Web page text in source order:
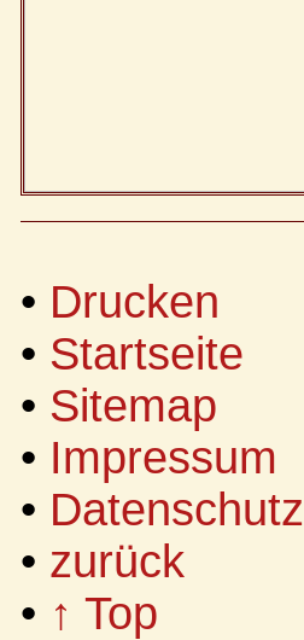
• Drucken
• Startseite
• Sitemap
• Impressum
• Datenschutz
• zurück
• ↑ Top